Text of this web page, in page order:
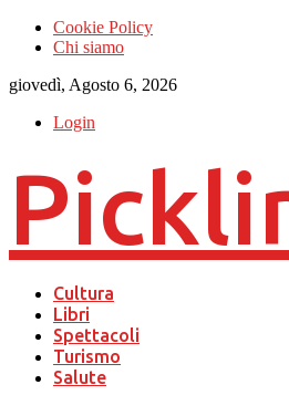
Cookie Policy
Chi siamo
giovedì, Agosto 6, 2026
Login
Cultura
Libri
Spettacoli
Turismo
Salute